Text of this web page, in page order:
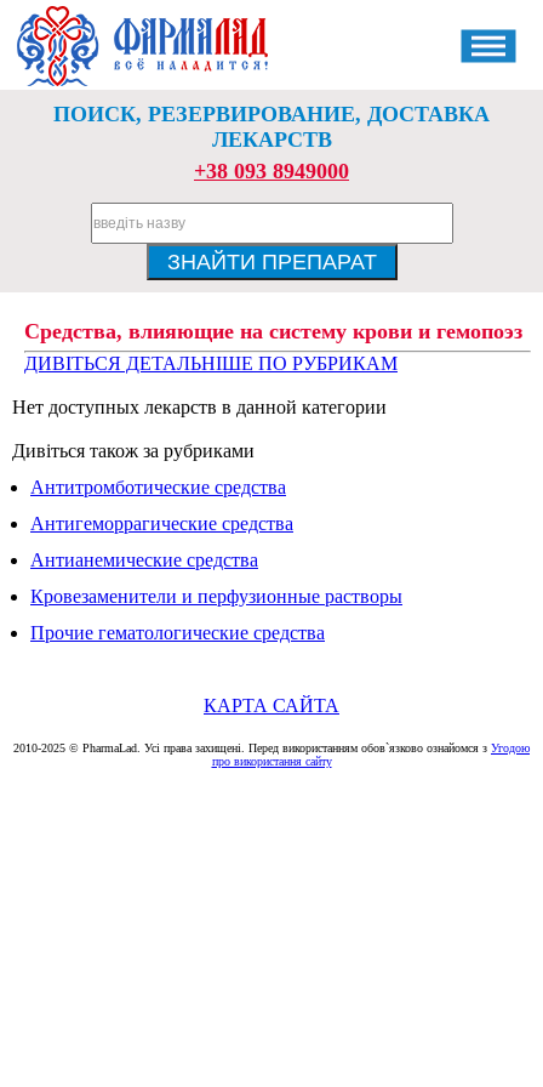
ПОИСК, РЕЗЕРВИРОВАНИЕ, ДОСТАВКА
ЛЕКАРСТВ
+38 093 8949000
Средства, влияющие на систему крови и гемопоэз
ДИВІТЬСЯ ДЕТАЛЬНІШЕ ПО РУБРИКАМ
Нет доступных лекарств в данной категории
Дивіться також за рубриками
Антитромботические средства
Антигеморрагические средства
Антианемические средства
Кровезаменители и перфузионные растворы
Прочие гематологические средства
КАРТА САЙТА
2010-2025 © PharmaLad. Усі права захищені. Перед використанням обов`язково ознайомся з Угодою
про використання сайту